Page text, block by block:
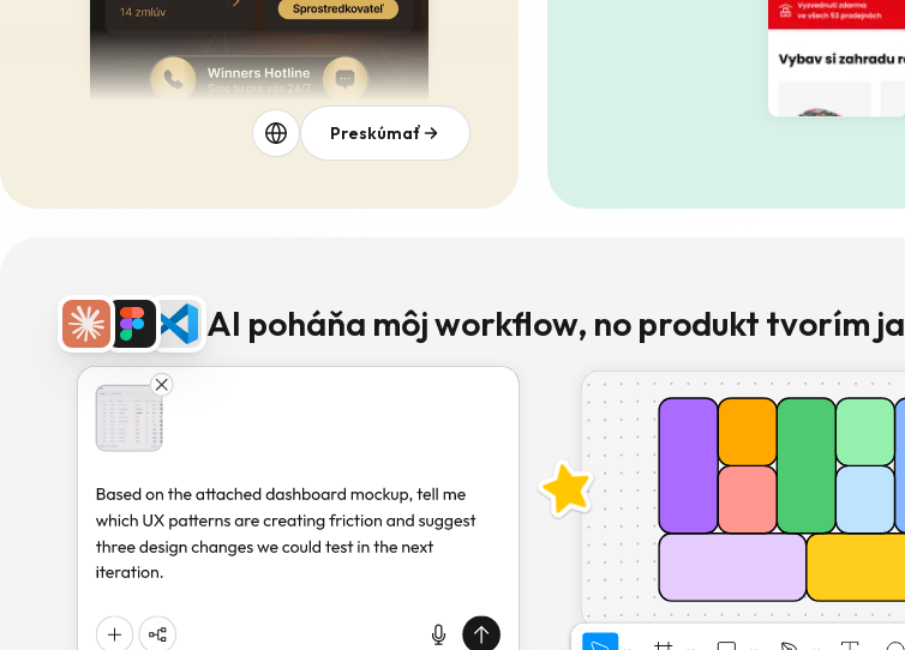
Preskúmať
AI poháňa môj workflow, no produkt tvorím ja